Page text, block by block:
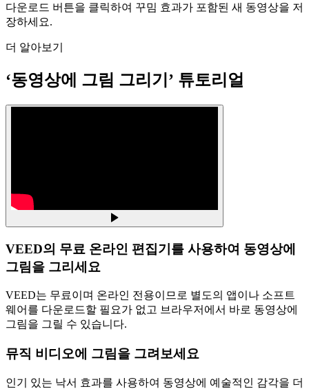
다운로드 버튼을 클릭하여 꾸밈 효과가 포함된 새 동영상을 저
장하세요.
더 알아보기
‘동영상에 그림 그리기’ 튜토리얼
VEED의 무료 온라인 편집기를 사용하여 동영상에
그림을 그리세요
VEED는 무료이며 온라인 전용이므로 별도의 앱이나 소프트
웨어를 다운로드할 필요가 없고 브라우저에서 바로 동영상에
그림을 그릴 수 있습니다.
뮤직 비디오에 그림을 그려보세요
인기 있는 낙서 효과를 사용하여 동영상에 예술적인 감각을 더